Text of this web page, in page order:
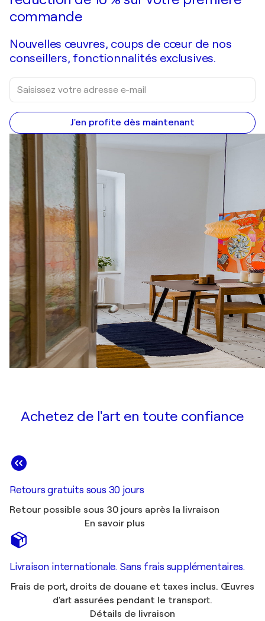
commande
Nouvelles œuvres, coups de cœur de nos
conseillers, fonctionnalités exclusives.
J'en profite dès maintenant
Achetez de l'art en toute confiance
Retours gratuits sous 30 jours
Retour possible sous 30 jours après la livraison
En savoir plus
Livraison internationale. Sans frais supplémentaires.
Frais de port, droits de douane et taxes inclus. Œuvres
d'art assurées pendant le transport.
Détails de livraison